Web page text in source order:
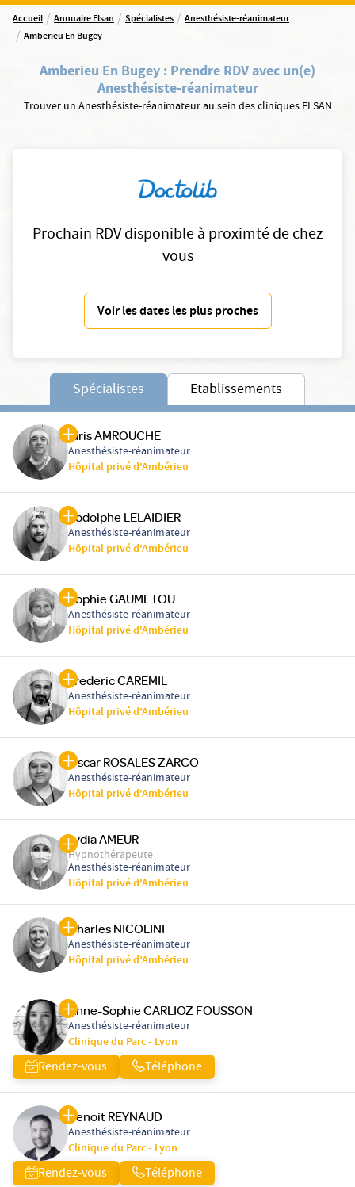
Accueil / Annuaire Elsan / Spécialistes / Anesthésiste-réanimateur
/ Amberieu En Bugey
Amberieu En Bugey : Prendre RDV avec un(e)
Anesthésiste-réanimateur
Trouver un Anesthésiste-réanimateur au sein des cliniques ELSAN
Prochain RDV disponible à proximté de chez
vous
Voir les dates les plus proches
Spécialistes Etablissements
Idris AMROUCHE
Anesthésiste-réanimateur
Hôpital privé d'Ambérieu
Rodolphe LELAIDIER
Anesthésiste-réanimateur
Hôpital privé d'Ambérieu
Sophie GAUMETOU
Anesthésiste-réanimateur
Hôpital privé d'Ambérieu
Frederic CAREMIL
Anesthésiste-réanimateur
Hôpital privé d'Ambérieu
Oscar ROSALES ZARCO
Anesthésiste-réanimateur
Hôpital privé d'Ambérieu
Lydia AMEUR
Hypnothérapeute
Anesthésiste-réanimateur
Hôpital privé d'Ambérieu
Charles NICOLINI
Anesthésiste-réanimateur
Hôpital privé d'Ambérieu
Anne-Sophie CARLIOZ FOUSSON
Anesthésiste-réanimateur
Clinique du Parc - Lyon
Rendez-vous Téléphone
Benoit REYNAUD
Anesthésiste-réanimateur
Clinique du Parc - Lyon
Rendez-vous Téléphone